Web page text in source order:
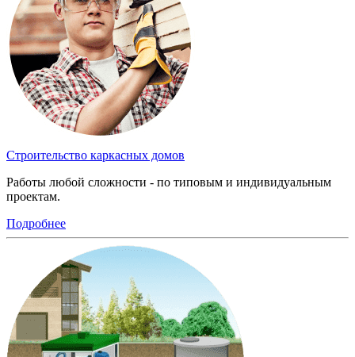
Строительство каркасных домов
Работы любой сложности - по типовым и индивидуальным
проектам.
Подробнее